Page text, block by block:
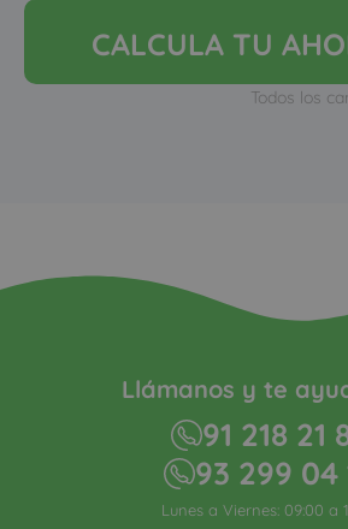
CALCULA TU
Todos los
Llámanos y te
91 218 21
93 299 04
Lunes a Viernes: 09:00 a